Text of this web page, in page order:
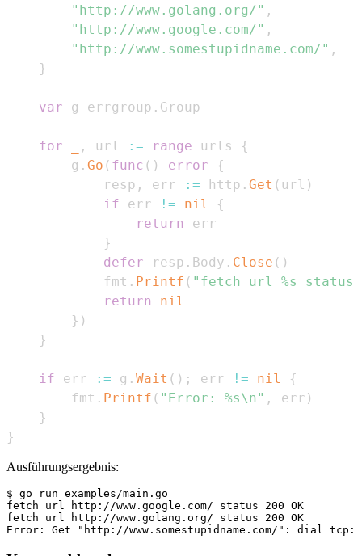
"http://www.golang.org/" ,
"http://www.google.com/" ,
"http://www.somestupidname.com/" ,
}
var g errgroup .
for , url := range urls
{
        g
. Go ( func ( ) error
{
            resp
, err := http . Get ( url )
if err != nil
{
return
}
defer resp . Body . Close ( )
            fmt
. Printf ( "fetch url %s status
return
nil
} )
}
if err := g . Wait ( ) ; err != nil
{
        fmt
. Printf ( "Error: %s\n" , err )
}
}
Ausführungsergebnis:
$ go run examples/main.go
fetch url http://www.google.com/ status 200 OK
fetch url http://www.golang.org/ status 200 OK